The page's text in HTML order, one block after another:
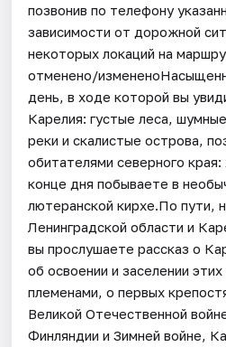
позвонив по телефону
зависимости от дорожной
некоторых локаций на
отменено/
день, в ходе которой вы
Карелия: густые леса,
реки и скалистые острова,
обитателями северного края:
конце дня побываете в
лютеранской кирхе.По пути,
Ленинградской области и
вы прослушаете рассказ о
об освоении и заселении
племенами, о первых
Великой Отечественной
Финляндии и Зимней войне,